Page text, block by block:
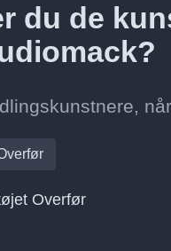
du de
Overfør